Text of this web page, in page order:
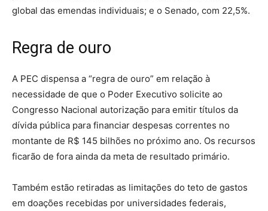
global das emendas individuais; e o Senado, com 22,5%.
Regra de ouro
A PEC dispensa a “regra de ouro” em relação à
necessidade de que o Poder Executivo solicite ao
Congresso Nacional autorização para emitir títulos da
dívida pública para financiar despesas correntes no
montante de R$ 145 bilhões no próximo ano. Os recursos
ficarão de fora ainda da meta de resultado primário.
Também estão retiradas as limitações do teto de gastos
em doações recebidas por universidades federais,